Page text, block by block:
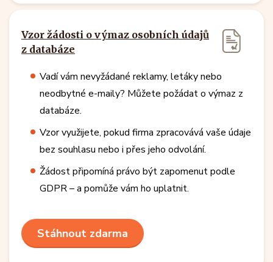
Vzor žádosti o výmaz osobních údajů
z databáze
Vadí vám nevyžádané reklamy, letáky nebo
neodbytné e-maily? Můžete požádat o výmaz z
databáze.
Vzor využijete, pokud firma zpracovává vaše údaje
bez souhlasu nebo i přes jeho odvolání.
Žádost připomíná právo být zapomenut podle
GDPR – a pomůže vám ho uplatnit.
Stáhnout zdarma